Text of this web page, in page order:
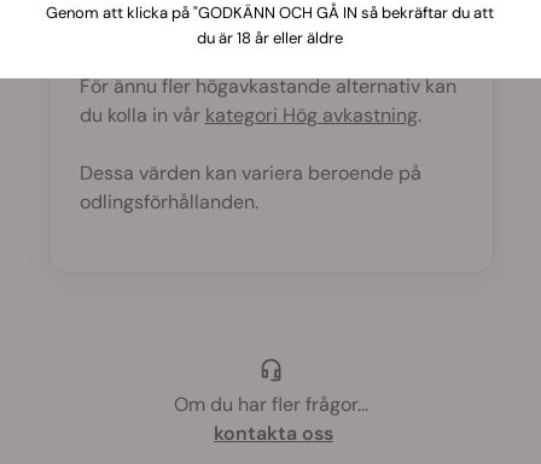
Royal Mobyleder avkastningen i gänget,
Purple QueenochGreen Gelato
För ännu fler högavkastande alternativ kan
du kolla in vår kategori Hög avkastning.
Dessa värden kan variera beroende på
odlingsförhållanden.
Om du har fler frågor...
kontakta oss
Genom att klicka på "GODKÄNN OCH GÅ IN så bekräftar du att
du är 18 år eller äldre